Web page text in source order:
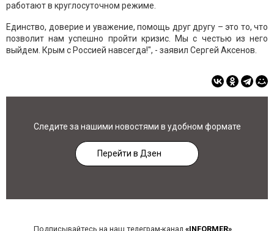
работают в круглосуточном режиме.
Единство, доверие и уважение, помощь друг другу – это то, что
позволит нам успешно пройти кризис. Мы с честью из него
выйдем. Крым с Россией навсегда!", - заявил Сергей Аксенов.
Следите за нашими новостями в удобном формате
Перейти в Дзен
Подписывайтесь на наш телеграм-канал «INFORMER»,